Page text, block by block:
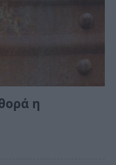
η